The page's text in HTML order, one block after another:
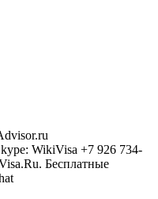
WikiVisa +7 926 734-
Бесплатные